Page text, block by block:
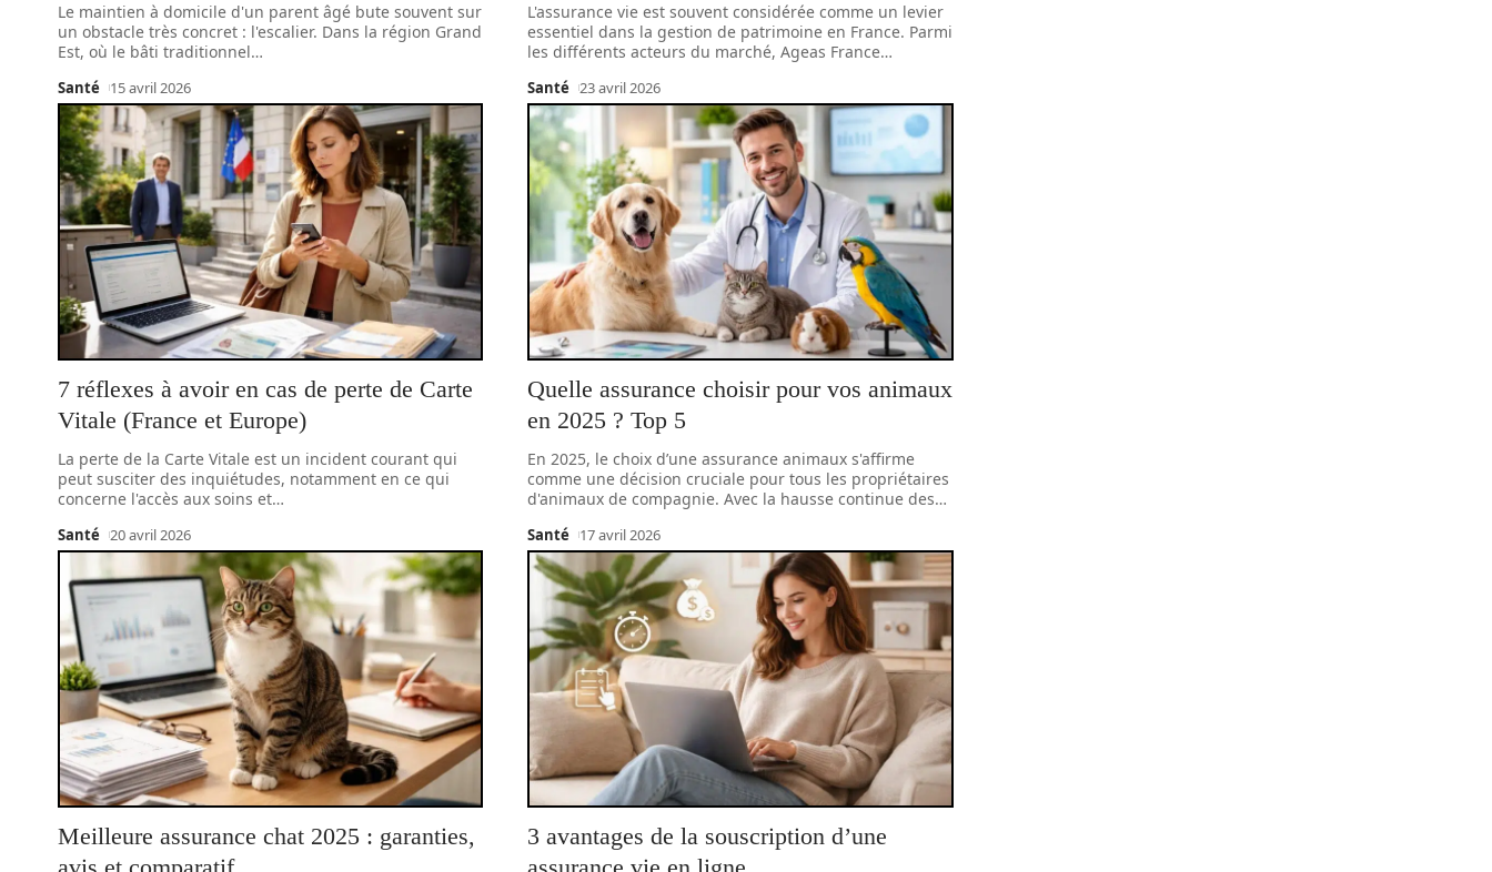
Le maintien à domicile d'un parent âgé bute souvent sur
un obstacle très concret : l'escalier. Dans la région Grand
Est, où le bâti traditionnel…
Santé 15 avril 2026
L'assurance vie est souvent considérée comme un levier
essentiel dans la gestion de patrimoine en France. Parmi
les différents acteurs du marché, Ageas France…
Santé 23 avril 2026
7 réflexes à avoir en cas de perte de Carte
Vitale (France et Europe)
La perte de la Carte Vitale est un incident courant qui
peut susciter des inquiétudes, notamment en ce qui
concerne l'accès aux soins et…
Santé 20 avril 2026
Quelle assurance choisir pour vos animaux
en 2025 ? Top 5
En 2025, le choix d’une assurance animaux s'affirme
comme une décision cruciale pour tous les propriétaires
d'animaux de compagnie. Avec la hausse continue des…
Santé 17 avril 2026
Meilleure assurance chat 2025 : garanties,
3 avantages de la souscription d’une